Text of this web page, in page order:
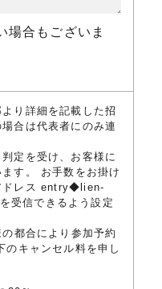
合もございま
り詳細を記載した招
合は代表者にのみ連
定を受け、お客様に
す。 お手数をお掛け
ドレス entry◆lien-
受信できるよう設定
の都合により参加予約
のキャンセル料を申し